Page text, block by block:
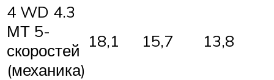
4 WD 4.3
МТ 5-
скоростей
(механика)
18,1 15,7 13,8